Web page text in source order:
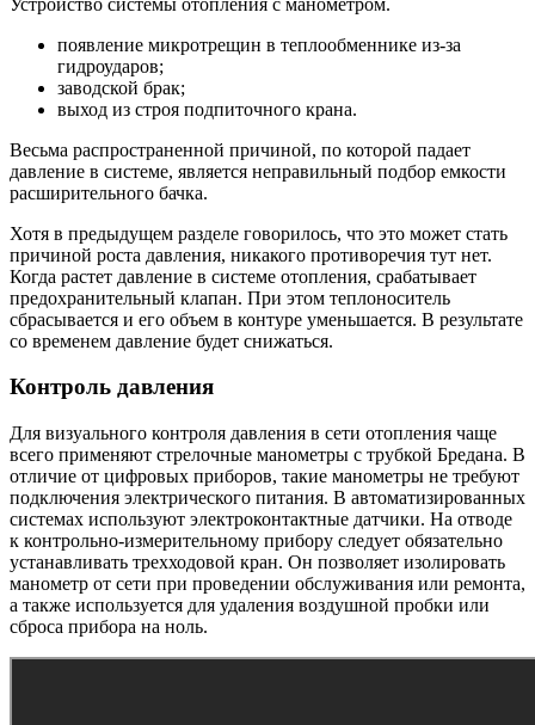
появление микротрещин в теплообменнике из-за
гидроударов;
заводской брак;
выход из строя подпиточного крана.
Весьма распространенной причиной, по которой падает
давление в системе, является неправильный подбор емкости
расширительного бачка.
Хотя в предыдущем разделе говорилось, что это может стать
причиной роста давления, никакого противоречия тут нет.
Когда растет давление в системе отопления, срабатывает
предохранительный клапан. При этом теплоноситель
сбрасывается и его объем в контуре уменьшается. В результате
со временем давление будет снижаться.
Контроль давления
Для визуального контроля давления в сети отопления чаще
всего применяют стрелочные манометры с трубкой Бредана. В
отличие от цифровых приборов, такие манометры не требуют
подключения электрического питания. В автоматизированных
системах используют электроконтактные датчики. На отводе
к контрольно-измерительному прибору следует обязательно
устанавливать трехходовой кран. Он позволяет изолировать
манометр от сети при проведении обслуживания или ремонта,
а также используется для удаления воздушной пробки или
сброса прибора на ноль.